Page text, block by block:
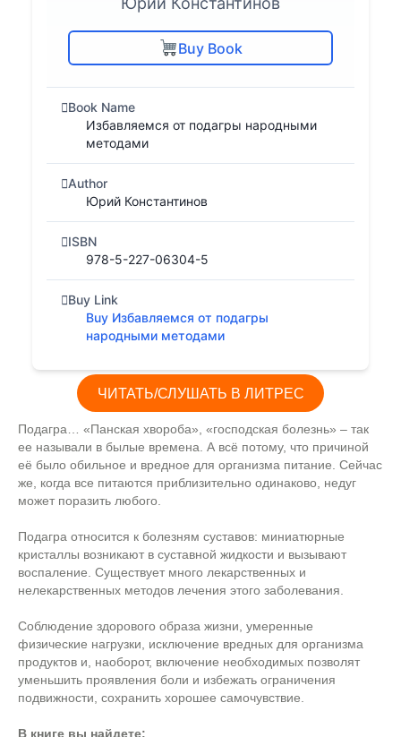
Buy Book
Book Name
Избавляемся от подагры народными
методами
Author
Юрий Константинов
ISBN
978-5-227-06304-5
Buy Link
Buy Избавляемся от подагры
народными методами
ЧИТАТЬ/СЛУШАТЬ В ЛИТРЕС
Подагра… «Панская хвороба», «господская болезнь» – так
ее называли в былые времена. А всё потому, что причиной
её было обильное и вредное для организма питание. Сейчас
же, когда все питаются приблизительно одинаково, недуг
может поразить любого.
Подагра относится к болезням суставов: миниатюрные
кристаллы возникают в суставной жидкости и вызывают
воспаление. Существует много лекарственных и
нелекарственных методов лечения этого заболевания.
Соблюдение здорового образа жизни, умеренные
физические нагрузки, исключение вредных для организма
продуктов и, наоборот, включение необходимых позволят
уменьшить проявления боли и избежать ограничения
подвижности, сохранить хорошее самочувствие.
В книге вы найдете: